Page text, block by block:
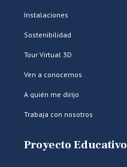
Instalaciones
Sostenibilidad
Tour Virtual 3D
Ven a conocernos
A quién me dirijo
Trabaja con nosotros
Proyecto Educativo